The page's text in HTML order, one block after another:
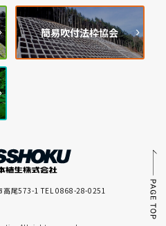
簡易吹付法枠協会
高尾573-1 TEL 0868-28-0251